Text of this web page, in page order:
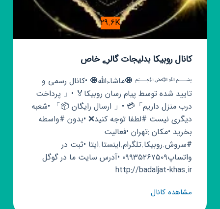
29.6K
کانال روبیکا بدلیجات گالرے خاص
﷽ 🧿ماشاءالله🧿 •کانال رسمی و
تایید شده توسط پیام رسان روبیکا🏅 •「 پرداخت
درب منزل داریم」💳 •「 ارسال رایگان 📦」 •شعبه
دیگری نیست #لطفا توجه کنید❌ •بدون #واسطه
بخرید •مکان :تهران •فعالیت
#سروش.روبیکا.تلگرام.اینستا.ایتا •ثبت در
واتساپ۰۹۹۳۵۲۶۷۵۰۹ •آدرس سایت ما در گوگل
http://badaljat-khas.ir
مشاهده کانالکانال